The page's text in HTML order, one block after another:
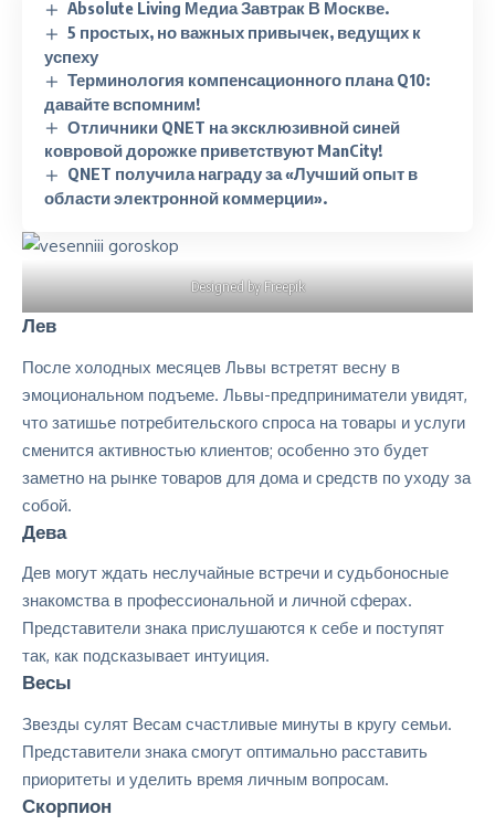
Absolute Living Медиа Завтрак В Москве.
5 простых, но важных привычек, ведущих к
успеху
Терминология компенсационного плана Q10:
давайте вспомним!
Отличники QNET на эксклюзивной синей
ковровой дорожке приветствуют ManCity!
QNET получила награду за «Лучший опыт в
области электронной коммерции».
Designed by Freepik
Лев
После холодных месяцев Львы встретят весну в
эмоциональном подъеме. Львы-предприниматели увидят,
что затишье потребительского спроса на товары и услуги
сменится активностью клиентов; особенно это будет
заметно на рынке товаров для дома и средств по уходу за
собой.
Дева
Дев могут ждать неслучайные встречи и судьбоносные
знакомства в профессиональной и личной сферах.
Представители знака прислушаются к себе и поступят
так, как подсказывает интуиция.
Весы
Звезды сулят Весам счастливые минуты в кругу семьи.
Представители знака смогут оптимально расставить
приоритеты и уделить время личным вопросам.
Скорпион